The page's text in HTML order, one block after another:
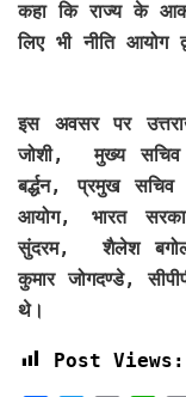
कहा कि राज्य के
लिए भी नीति आयोग
इस अवसर पर
जोशी, मुख्य
बर्द्धन, प्रमुख
आयोग, भारत
सुंदरम, शैलेश
कुमार जोगदण्डे,
थे।
Post Views: